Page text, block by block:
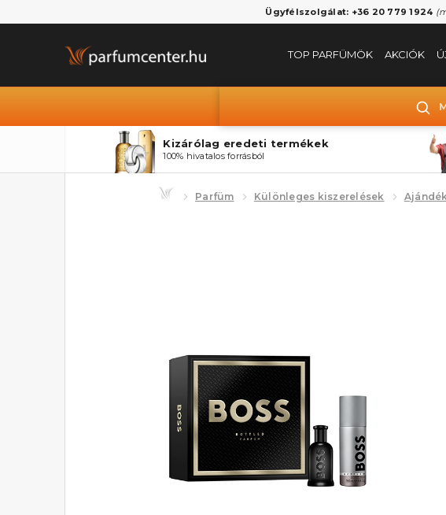
Ügyfélszolgálat: +36 20 779 1924
TOP PARFÜMÖK AKCIÓK
Kizárólag eredeti termékek
100% hivatalos forrásból
Parfüm Különleges kiszerelések